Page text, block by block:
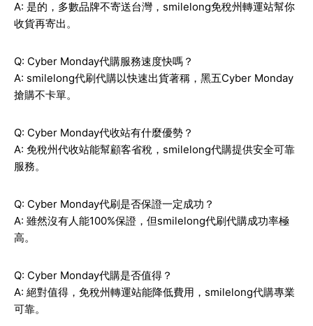
A: 是的，多數品牌不寄送台灣，smilelong免稅州轉運站幫你
收貨再寄出。
Q: Cyber Monday代購服務速度快嗎？
A: smilelong代刷代購以快速出貨著稱，黑五Cyber Monday
搶購不卡單。
Q: Cyber Monday代收站有什麼優勢？
A: 免稅州代收站能幫顧客省稅，smilelong代購提供安全可靠
服務。
Q: Cyber Monday代刷是否保證一定成功？
A: 雖然沒有人能100%保證，但smilelong代刷代購成功率極
高。
Q: Cyber Monday代購是否值得？
A: 絕對值得，免稅州轉運站能降低費用，smilelong代購專業
可靠。